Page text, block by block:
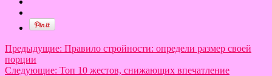
Предыдущие: Правило стройности: определи размер своей
порции
Следующие: Топ 10 жестов, снижающих впечатление